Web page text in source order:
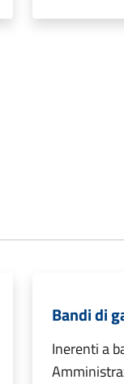
Bandi di
Inerenti a